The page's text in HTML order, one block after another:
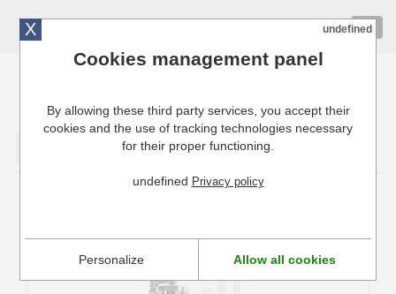
Cuisinresto: Ustensiles de cuisine pour professionnels
X undefined
Cookies management panel
By allowing these third party services, you accept their
cookies and the use of tracking technologies necessary
for their proper functioning.
undefined Privacy policy
Personalize Allow all cookies